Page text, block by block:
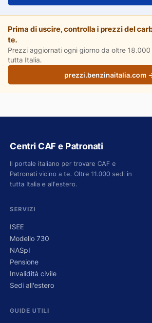
Prima di uscire, controlla i prezzi del
te.
Prezzi aggiornati ogni giorno da oltre
tutta Italia.
prezzi.benzinaitalia.com
Centri CAF e Patronati
Il portale italiano per trovare CAF e
Patronati vicino a te. Oltre 11.000 sedi in
tutta Italia e all'estero.
SERVIZI
ISEE
Modello 730
NASpI
Pensione
Invalidità civile
Sedi all'estero
GUIDE UTILI